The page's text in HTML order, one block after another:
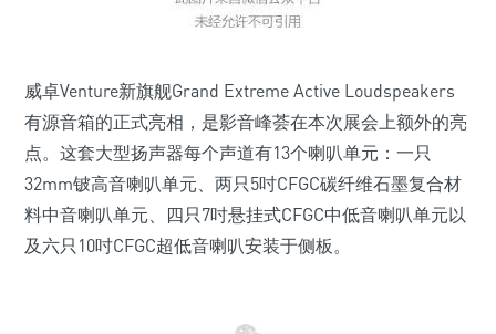
威卓Venture新旗舰Grand Extreme Active Loudspeakers
有源音箱的正式亮相，是影音峰荟在本次展会上额外的亮
点。这套大型扬声器每个声道有13个喇叭单元：一只
32mm铍高音喇叭单元、两只5吋CFGC碳纤维石墨复合材
料中音喇叭单元、四只7吋悬挂式CFGC中低音喇叭单元以
及六只10吋CFGC超低音喇叭安装于侧板。